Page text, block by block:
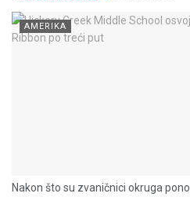
AMERIKA
Nakon što su zvaničnici okruga